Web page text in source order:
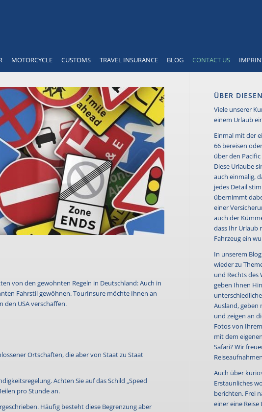
MOTORCYCLE CUSTOMS TRAVEL INSURANCE BLOG CONTACT US
von den gewohnten Regeln in Deutschland: Auch in
Fahrstil gewöhnen. TourInsure möchte Ihnen an
den USA verschaffen.
Ortschaften, die aber von Staat zu Staat
Achten Sie auf das Schild „Speed
pro Stunde an.
Häufig besteht diese Begrenzung aber
ÜBER
Viele unserer
einem Urlaub
Einmal mit der
66 bereisen
über den
Diese Urlaube
auch einmalig,
jedes Detail
übernimmt
einer
auch der
dass Ihr Urlaub
Fahrzeug ein
In unserem
wieder zu
und Rechts des
geben Ihnen
Ausland, geben
und zeigen an
Fotos von
mit dem
Safari? Wir
Auch über
Erstaunliches
berichten. Frei
einer eine